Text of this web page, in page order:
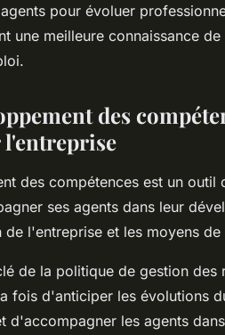
pour évoluer
une meilleure connaissance
des
des compétences est un outil
ses agents dans leur
l'entreprise et les moyens de
de la politique de gestion des
fois d'anticiper les évolutions
d'accompagner les agents